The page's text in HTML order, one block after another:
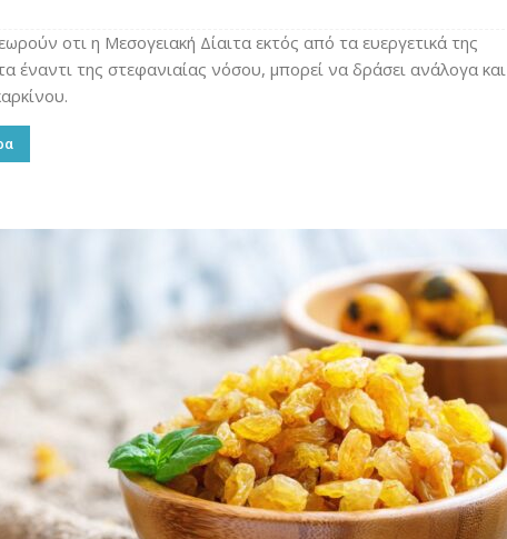
οτι η Μεσογειακή Δίαιτα εκτός από τα ευεργετικά της
έναντι της στεφανιαίας νόσου, μπορεί να δράσει ανάλογα και